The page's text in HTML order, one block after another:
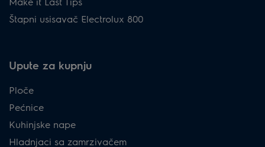
Štapni usisavač Electrolux 800
Upute za kupnju
Ploče
Pećnice
Kuhinjske nape
Hladnjaci sa zamrzivačem